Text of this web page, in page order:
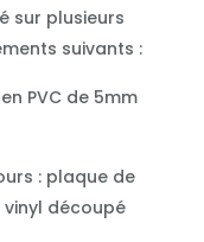
sur plusieurs
suivants :
PVC de 5mm
: plaque de
vinyl découpé